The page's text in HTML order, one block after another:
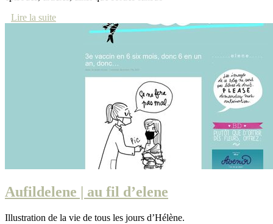
Lire la suite
Aufildelene | au fil d’elene
Illustration de la vie de tous les jours d’Hélène.